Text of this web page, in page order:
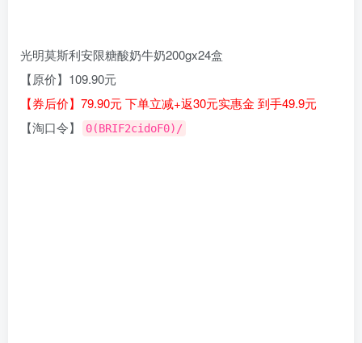
光明莫斯利安限糖酸奶牛奶200gx24盒
【原价】109.90元
【券后价】79.90元 下单立减+返30元实惠金 到手49.9元
【淘口令】
0(BRIF2cidoF0)/